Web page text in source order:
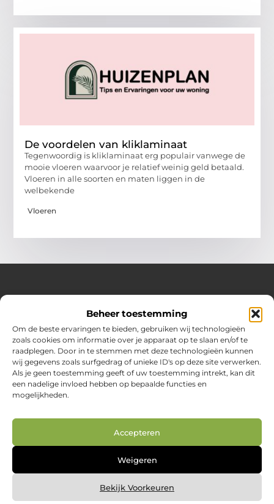
Beheer toestemming
Om de beste ervaringen te bieden, gebruiken wij technologieën
zoals cookies om informatie over je apparaat op te slaan en/of te
raadplegen. Door in te stemmen met deze technologieën kunnen
wij gegevens zoals surfgedrag of unieke ID's op deze site verwerken.
Als je geen toestemming geeft of uw toestemming intrekt, kan dit
een nadelige invloed hebben op bepaalde functies en
mogelijkheden.
Accepteren
Weigeren
Bekijk Voorkeuren
De voordelen van kliklaminaat
Tegenwoordig is kliklaminaat erg populair vanwege de
mooie vloeren waarvoor je relatief weinig geld betaald.
Vloeren in alle soorten en maten liggen in de
welbekende
Vloeren
Over Huizenplan
Jouw gids voor wooninspiratie en praktische tips
Ontdek een uitgebreide verzameling blogs en artikelen
boordevol handige adviezen en verrassende inzichten om
jouw woondromen te realiseren. Van interieurideeën tot
slimme bespaartips – haal het beste uit jouw huis en
leefomgeving!